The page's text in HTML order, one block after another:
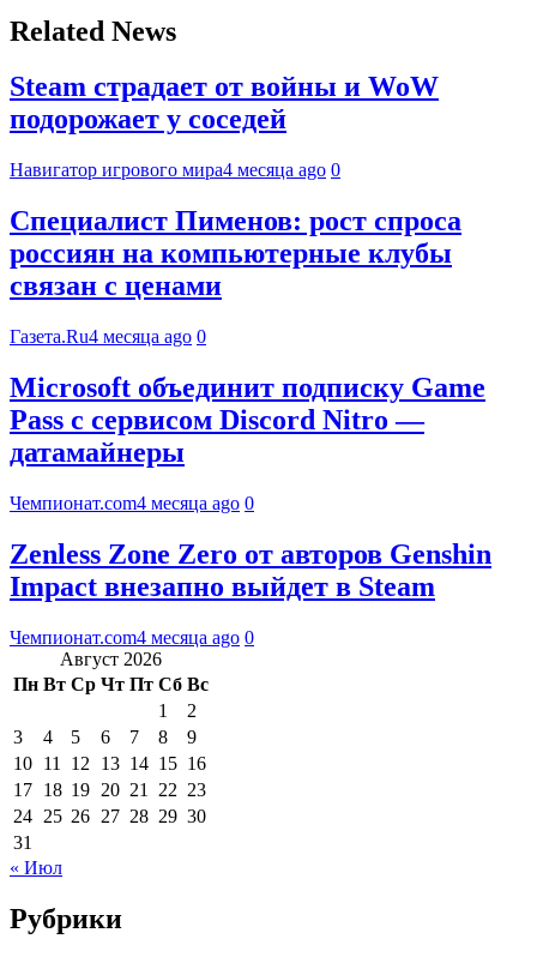
Related News
Steam страдает от войны и WoW
подорожает у соседей
Навигатор игрового мира4 месяца ago 0
Специалист Пименов: рост спроса
россиян на компьютерные клубы
связан с ценами
Газета.Ru4 месяца ago 0
Microsoft объединит подписку Game
Pass с сервисом Discord Nitro —
датамайнеры
Чемпионат.com4 месяца ago 0
Zenless Zone Zero от авторов Genshin
Impact внезапно выйдет в Steam
Чемпионат.com4 месяца ago 0
Август 2026
Пн Вт Ср Чт Пт Сб Вс
1
2
3
4 5 6 7 8
9
10 11 12 13 14 15 16
17 18 19 20 21 22 23
24 25 26 27 28 29 30
31
« Июл
Рубрики